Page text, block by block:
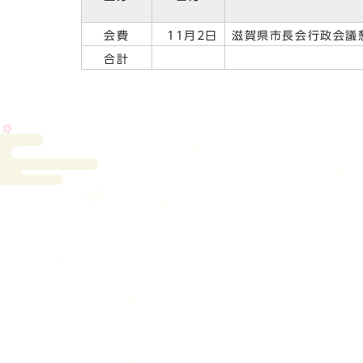
会費 11月2日 滋賀県市長会行政会議
合計